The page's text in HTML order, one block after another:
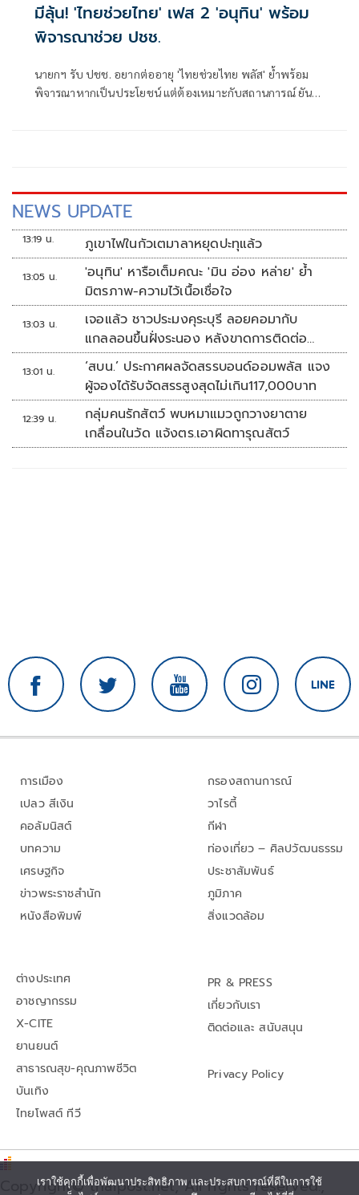
มีลุ้น! 'ไทยช่วยไทย' เฟส 2 'อนุทิน' พร้อม
พิจารณาช่วย ปชช.
นายกฯ รับ ปชช. อยากต่ออายุ 'ไทยช่วยไทย พลัส' ย้ำพร้อม
พิจารณาหากเป็นประโยชน์ แต่ต้องเหมาะกับสถานการณ์ ยัน
NEWS UPDATE
13:19 น. ภูเขาไฟในกัวเตมาลาหยุดปะทุแล้ว
13:05 น.
'อนุทิน' หารือเต็มคณะ 'มิน อ่อง หล่าย' ย้ำ
มิตรภาพ-ความไว้เนื้อเชื่อใจ
13:03 น.
เจอแล้ว ชาวประมงคุระบุรี ลอยคอมากับ
แกลลอนขึ้นฝั่งระนอง หลังขาดการติดต่อ
หลายวัน
13:01 น.
‘สบน.’ ประกาศผลจัดสรรบอนด์ออมพลัส แจง
ผู้จองได้รับจัดสรรสูงสุดไม่เกิน117,000บาท
12:39 น.
กลุ่มคนรักสัตว์ พบหมาแมวถูกวางยาตาย
เกลื่อนในวัด แจ้งตร.เอาผิดทารุณสัตว์
การเมือง
เปลว สีเงิน
คอลัมนิสต์
บทความ
เศรษฐกิจ
ข่าวพระราชสำนัก
หนังสือพิมพ์
กรองสถานการณ์
วาไรตี้
กีฬา
ท่องเที่ยว – ศิลปวัฒนธรรม
ประชาสัมพันธ์
ภูมิภาค
สิ่งแวดล้อม
ต่างประเทศ
อาชญากรรม
X-CITE
ยานยนต์
สาธารณสุข-คุณภาพชีวิต
บันเทิง
ไทยโพสต์ ทีวี
PR & PRESS
เกี่ยวกับเรา
ติดต่อและ สนับสนุน
Privacy Policy
Copyright© thaipost.net, All rights reserved.,
เราใช้คุกกี้เพื่อพัฒนาประสิทธิภาพ และประสบการณ์ที่ดีในการใช้